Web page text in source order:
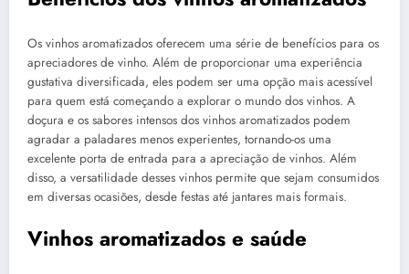
Os vinhos aromatizados oferecem uma série de benefícios para os
apreciadores de vinho. Além de proporcionar uma experiência
gustativa diversificada, eles podem ser uma opção mais acessível
para quem está começando a explorar o mundo dos vinhos. A
doçura e os sabores intensos dos vinhos aromatizados podem
agradar a paladares menos experientes, tornando-os uma
excelente porta de entrada para a apreciação de vinhos. Além
disso, a versatilidade desses vinhos permite que sejam consumidos
em diversas ocasiões, desde festas até jantares mais formais.
Vinhos aromatizados e saúde